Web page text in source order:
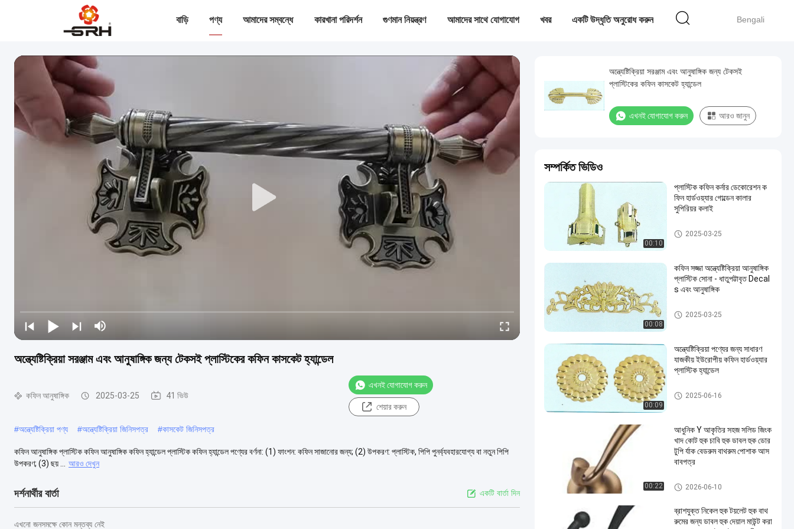
Bengali
বাড়ি পণ্য আমাদের সম্বন্ধে কারখানা পরিদর্শন গুণমান নিয়ন্ত্রণ আমাদের সাথে যোগাযোগ খবর একটি উদ্ধৃতি অনুরোধ করুন
অন্ত্যেষ্টিক্রিয়া সরঞ্জাম এবং আনুষাঙ্গিক জন্য টেকসই প্লাস্টিকের কফিন কাসকেট হ্যান্ডেল
কফিন আনুষাঙ্গিক 2025-03-25 41 ভিউ
এখনই যোগাযোগ করুন
শেয়ার করুন
#অন্ত্যেষ্টিক্রিয়া পণ্য #অন্ত্যেষ্টিক্রিয়া জিনিসপত্র #কাসকেট জিনিসপত্র
কফিন আনুষাঙ্গিক প্লাস্টিক কফিন আনুষাঙ্গিক কফিন হ্যান্ডেল প্লাস্টিক কফিন হ্যান্ডেল পণ্যের বর্ণনা: (1) ফাংশন: কফিন সাজানোর জন্য; (2) উপকরণ: প্লাস্টিক, পিপি পুনর্ব্যবহারযোগ্য বা নতুন পিপি
উপকরণ; (3) ছয় ...
আরও দেখুন
দর্শনার্থীর বার্তা একটি বার্তা দিন
এখনো জনসমক্ষে কোন মন্তব্য নেই
অন্ত্যেষ্টিক্রিয়া সরঞ্জাম এবং আনুষাঙ্গিক জন্য টেকসই
প্লাস্টিকের কফিন কাসকেট হ্যান্ডেল
এখনই যোগাযোগ করুন আরও জানুন
সম্পর্কিত ভিডিও
00:10
প্লাস্টিক কফিন কর্নার ডেকোরেশন ক
ফিন হার্ডওয়্যার গোল্ডেন কালার
সুপিরিয়র কলাই
কফিন আনুষাঙ্গিক
2025-03-25
00:08
কফিন সজ্জা অন্ত্যেষ্টিক্রিয়া আনুষাঙ্গিক
প্লাস্টিক সোনা - ধাতুপট্টাবৃত Decal
s এবং আনুষাঙ্গিক
কফিন আনুষাঙ্গিক
2025-03-25
00:09
অন্ত্যেষ্টিক্রিয়া পণ্যের জন্য সাধারণ
যাজকীয় ইউরোপীয় কফিন হার্ডওয়্যার
প্লাস্টিক হ্যান্ডেল
কফিন আনুষাঙ্গিক
2025-06-16
00:22
আধুনিক Y আকৃতির সহজ সলিড জিংক
খাদ কোট হুক চাবি হুক ডাবল হুক ডোর
টুপি র্যাক বেডরুম বাথরুম পোশাক আস
বাবপত্র
আধুনিক পোশাক আনুষাঙ্গিক
2026-06-10
ব্রাশযুক্ত নিকেল হুক টয়লেট হুক বাথ
রুমের জন্য ডাবল হুক দেয়াল মাউন্ট করা